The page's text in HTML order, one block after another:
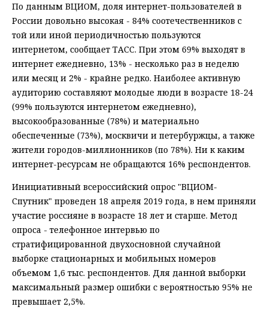
По данным ВЦИОМ, доля интернет-пользователей в
России довольно высокая - 84% соотечественников с
той или иной периодичностью пользуются
интернетом, сообщает ТАСС. При этом 69% выходят в
интернет ежедневно, 13% - несколько раз в неделю
или месяц и 2% - крайне редко. Наиболее активную
аудиторию составляют молодые люди в возрасте 18-24
(99% пользуются интернетом ежедневно),
высокообразованные (78%) и материально
обеспеченные (73%), москвичи и петербуржцы, а также
жители городов-миллионников (по 78%). Ни к каким
интернет-ресурсам не обращаются 16% респондентов.
Инициативный всероссийский опрос "ВЦИОМ-
Спутник" проведен 18 апреля 2019 года, в нем приняли
участие россияне в возрасте 18 лет и старше. Метод
опроса - телефонное интервью по
стратифицированной двухосновной случайной
выборке стационарных и мобильных номеров
объемом 1,6 тыс. респондентов. Для данной выборки
максимальный размер ошибки с вероятностью 95% не
превышает 2,5%.